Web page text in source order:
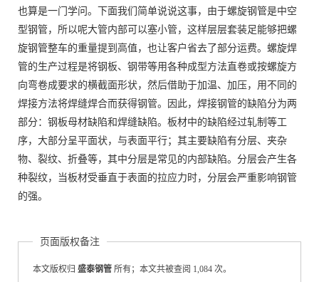
也算是一门学问。下面我们简单说说这事，由于螺旋钢管是中空
型钢管，所以呢大管内部可以塞小管，这样层层套装足能够把螺
旋钢管整车的重量提到高值，也让客户省去了部分运费。螺旋焊
管的生产过程是将钢板、钢带等用各种成型方法直卷或按螺旋方
向弯卷成要求的横截面形状，然后借助于加温、加压，用不同的
焊接方法将焊缝焊合而获得钢管。因此，焊接钢管的缺陷分为两
部分：钢板母材缺陷和焊缝缺陷。板材中的缺陷经过轧制等工
序，大部分呈平面状，与表面平行；其主要缺陷有分层、夹杂
物、裂纹、折叠等，其中分层是常见的内部缺陷。分层会产生各
种裂纹，当板材受垂直于表面的拉应力时，分层会严重影响钢管
的强。
页面版权备注
本文版权归 盛泰钢管 所有；本文共被查阅 1,084 次。